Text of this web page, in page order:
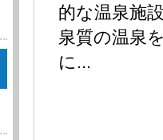
的な温泉施
泉質の温泉
に...